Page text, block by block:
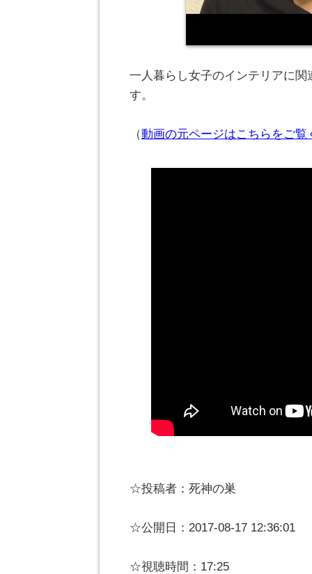
一人暮らし女子のインテリアに関
す。
（動画の元ページはこちらをご覧
☆投稿者：死神の巣
☆公開日：2017-08-17 12:36:01
☆視聴時間：17:25